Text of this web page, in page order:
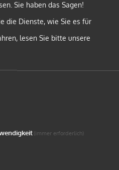
Neue Medien auf
Einsatz in der
in
best practise
sollten festgemacht
Sammlung von best
werden, welche
und
zur
Sie haben das Sagen!
die Dienste, wie Sie es für
lesen Sie bitte unsere
(immer erforderlich)